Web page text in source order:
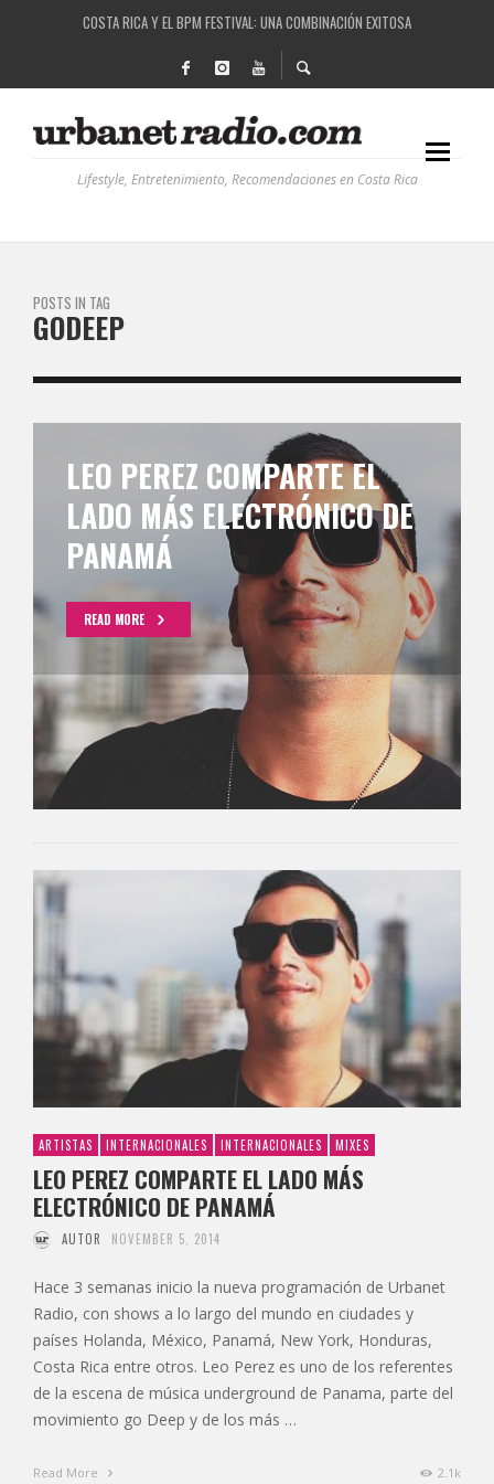
COSTA RICA Y EL BPM FESTIVAL: UNA COMBINACIÓN EXITOSA
RUTAS NATURBANAS: EL PROYECTO QUE ESTÁ TRANSFORMANDO LA CALIDAD DE
LA HISTORIA DETRÁS DE LA MÚSICA ELECTRÓNICA: BBC RADIOPHONIC WORKSHOP
Lifestyle, Entretenimiento, Recomendaciones en Costa Rica
POSTS IN TAG
GODEEP
LEO PEREZ COMPARTE EL
LADO MÁS ELECTRÓNICO DE
PANAMÁ
READ MORE
ARTISTAS INTERNACIONALES INTERNACIONALES MIXES
LEO PEREZ COMPARTE EL LADO MÁS
ELECTRÓNICO DE PANAMÁ
AUTOR NOVEMBER 5, 2014
Hace 3 semanas inicio la nueva programación de Urbanet
Radio, con shows a lo largo del mundo en ciudades y
países Holanda, México, Panamá, New York, Honduras,
Costa Rica entre otros. Leo Perez es uno de los referentes
de la escena de música underground de Panama, parte del
movimiento go Deep y de los más …
Read More 2.1k